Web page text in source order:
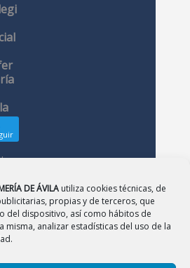
DE ÁVILA utiliza cookies técnicas, de
propias y de terceros, que
del dispositivo, así como hábitos de
misma, analizar estadísticas del uso de la